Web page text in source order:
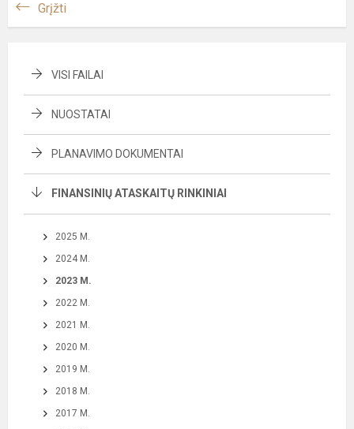
Grįžti
VISI FAILAI
NUOSTATAI
PLANAVIMO DOKUMENTAI
FINANSINIŲ ATASKAITŲ RINKINIAI
2025 M.
2024 M.
2023 M.
2022 M.
2021 M.
2020 M.
2019 M.
2018 M.
2017 M.